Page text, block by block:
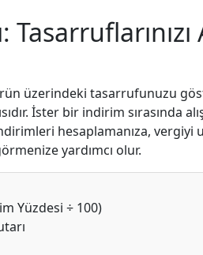
üzerindeki tasarrufunuzu
İster bir indirim sırasında
hesaplamanıza, vergiyi
yardımcı olur.
Yüzdesi ÷ 100)